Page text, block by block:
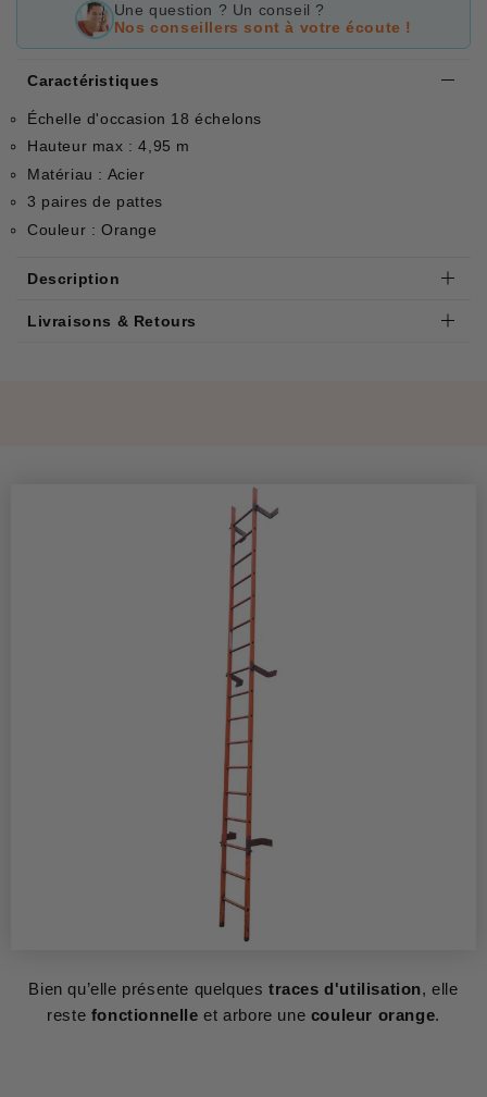
Une question ? Un conseil ?
Nos conseillers sont à votre écoute !
Caractéristiques
Échelle d'occasion 18 échelons
Hauteur max : 4,95 m
Matériau : Acier
3 paires de pattes
Couleur : Orange
Description
Livraisons & Retours
Bien qu’elle présente quelques traces d'utilisation, elle
reste fonctionnelle et arbore une couleur orange.